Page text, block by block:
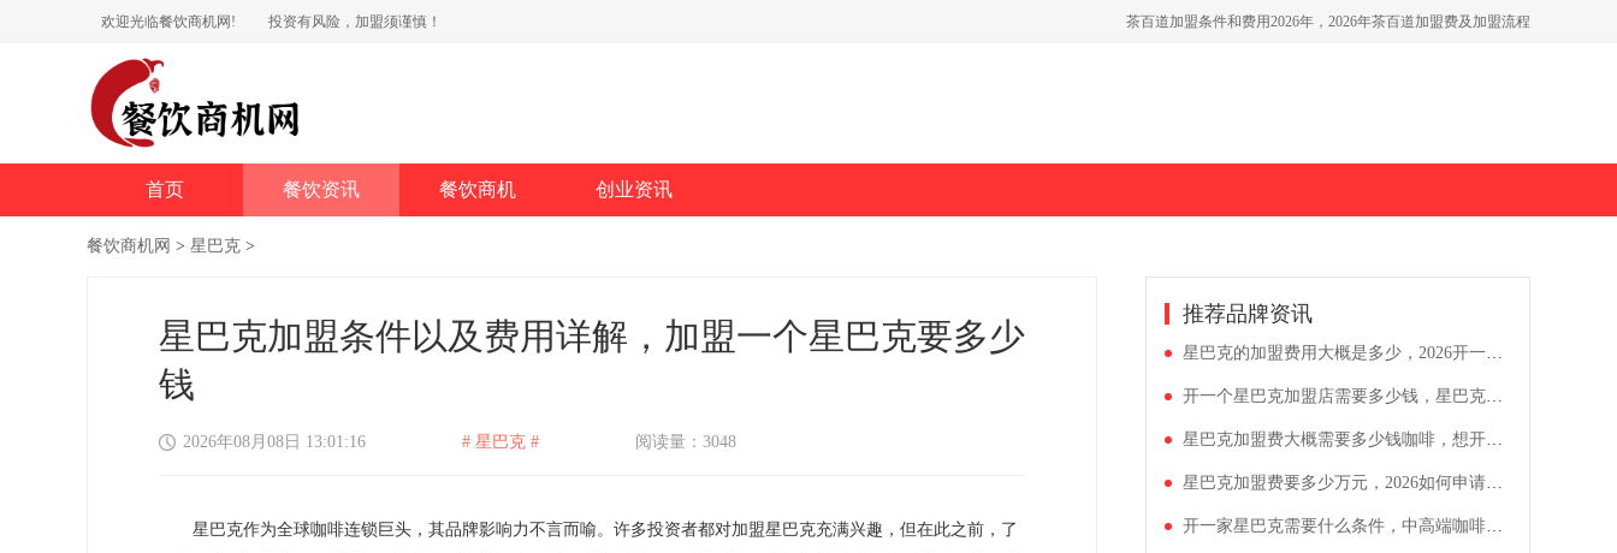
欢迎光临餐饮商机网! 投资有风险，加盟须谨慎！ 如何开一家古茗奶茶店，古茗加盟费用高吗多少钱
首页 餐饮资讯 餐饮商机 创业资讯
餐饮商机网 > 星巴克 >
星巴克加盟条件以及费用详解，加盟一个星巴克要多少
钱
2026年08月08日 13:01:16 # 星巴克 # 阅读量：3048
星巴克作为全球咖啡连锁巨头，其品牌影响力不言而喻。许多投资者都对加盟星巴克充满兴趣，但在此之前，了
推荐品牌资讯
星巴克的加盟费用大概是多少，2026开一间星巴克门店需要多少钱
开一个星巴克加盟店需要多少钱，星巴克饮品店加盟条件有哪些
星巴克加盟费大概需要多少钱咖啡，想开一家星巴克怎么弄
星巴克加盟费要多少万元，2026如何申请开一家星巴克
开一家星巴克需要什么条件，中高端咖啡星巴克加盟多少钱